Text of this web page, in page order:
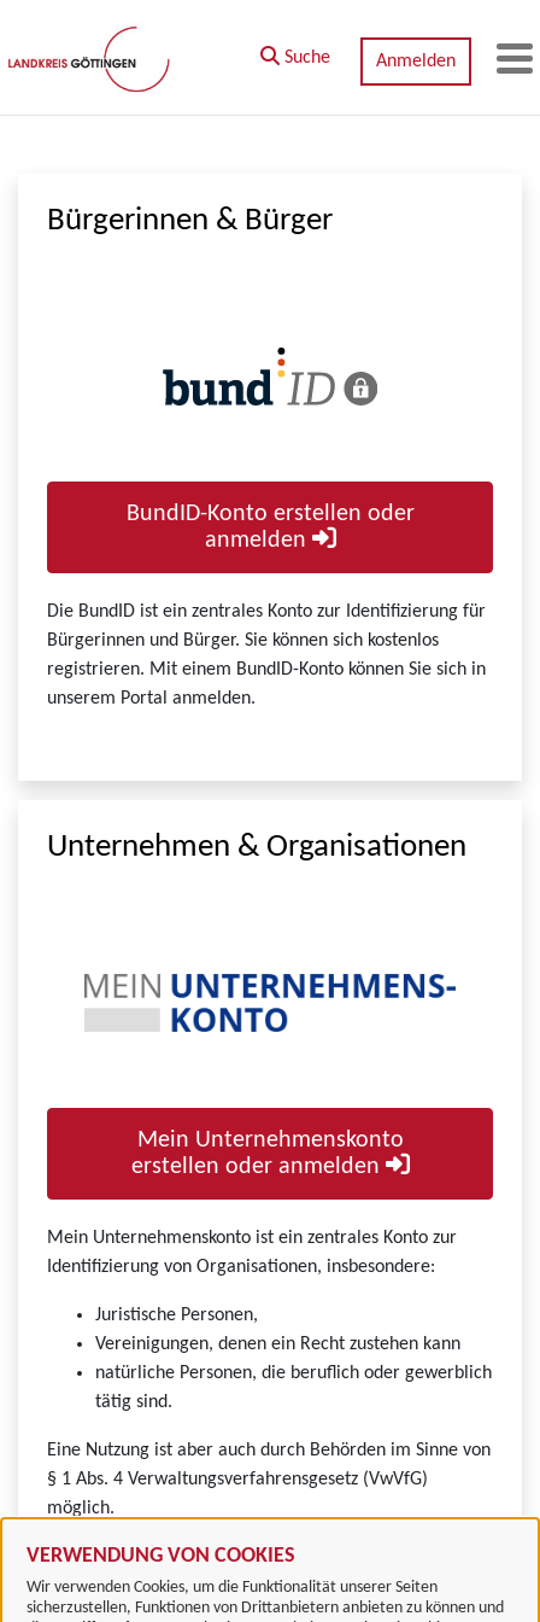
Zum Hauptinhalt springen
VERWENDUNG VON COOKIES
Wir verwenden Cookies, um die Funktionalität unserer Seiten
sicherzustellen, Funktionen von Drittanbietern anbieten zu können und
Suche Anmelden
Bürgerinnen & Bürger
BundID-Konto erstellen oder
anmelden
Die BundID ist ein zentrales Konto zur Identifizierung für
Bürgerinnen und Bürger. Sie können sich kostenlos
registrieren. Mit einem BundID-Konto können Sie sich in
unserem Portal anmelden.
Unternehmen & Organisationen
Mein Unternehmenskonto
erstellen oder anmelden
Mein Unternehmenskonto ist ein zentrales Konto zur
Identifizierung von Organisationen, insbesondere:
Juristische Personen,
Vereinigungen, denen ein Recht zustehen kann
natürliche Personen, die beruflich oder gewerblich
tätig sind.
Eine Nutzung ist aber auch durch Behörden im Sinne von
§ 1 Abs. 4 Verwaltungsverfahrensgesetz (VwVfG)
möglich.